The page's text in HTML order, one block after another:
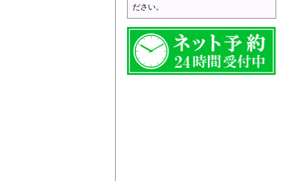
ださい。